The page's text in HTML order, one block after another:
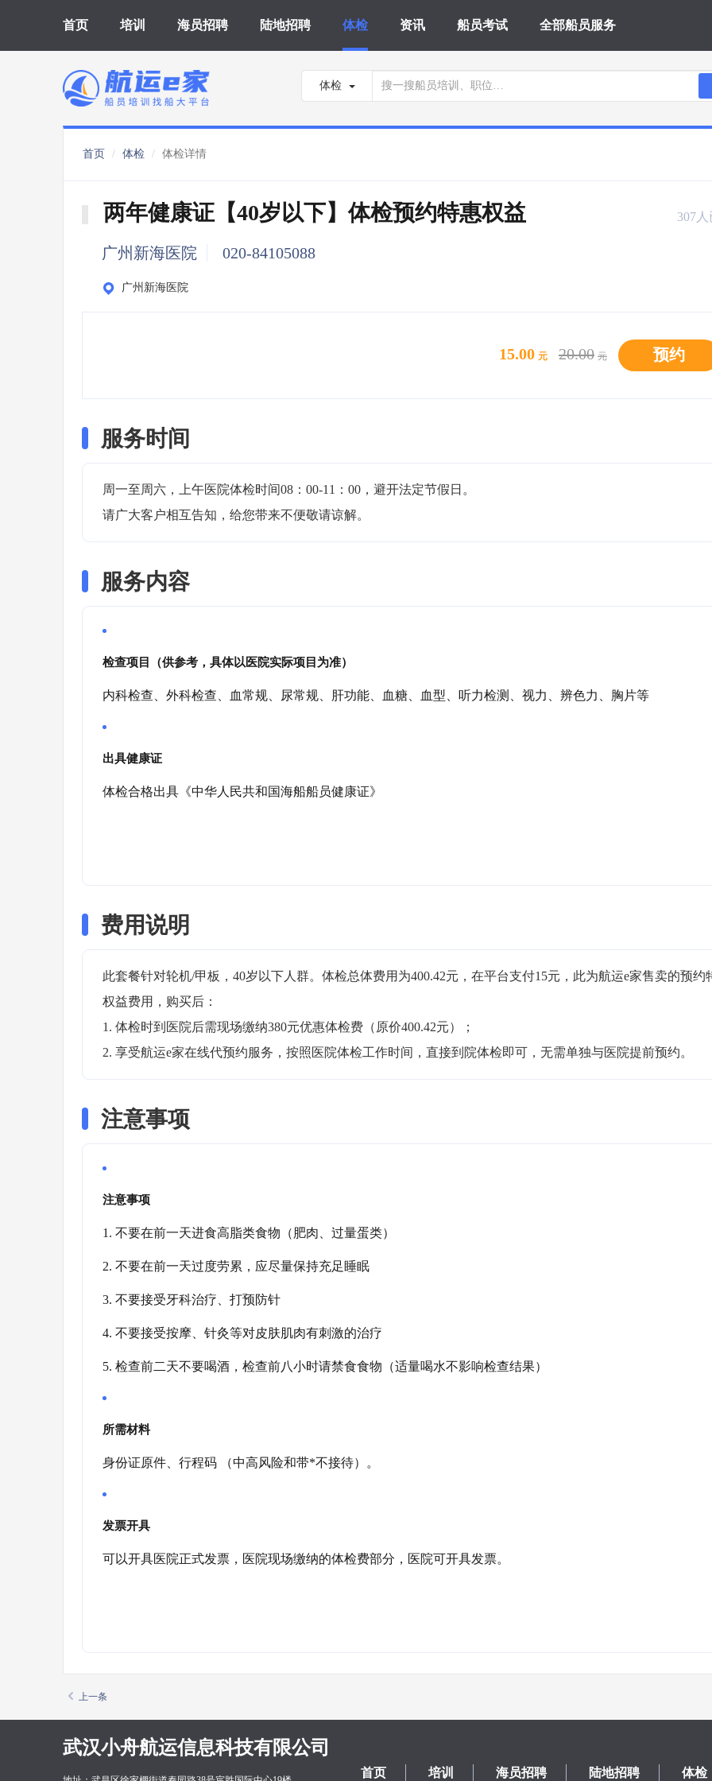
首页 培训 海员招聘 陆地招聘 体检 资讯 船员考试 全部船员服务
体检
首页 体检 体检详情
两年健康证【40岁以下】体检预约特惠权益 307
广州新海医院 020-84105088
广州新海医院
15.00 元 20.00 元 预约
服务时间
周一至周六，上午医院体检时间08：00-11：00，避开法定节假日。
请广大客户相互告知，给您带来不便敬请谅解。
服务内容
检查项目（供参考，具体以医院实际项目为准）
内科检查、外科检查、血常规、尿常规、肝功能、血糖、血型、听力检测、视力、辨色力、胸片等
出具健康证
体检合格出具《中华人民共和国海船船员健康证》
费用说明
此套餐针对轮机/甲板，40岁以下人群。体检总体费用为400.42元，在平台支付15元，此为航运e家售卖的预约
权益费用，购买后：
1. 体检时到医院后需现场缴纳380元优惠体检费（原价400.42元）；
2. 享受航运e家在线代预约服务，按照医院体检工作时间，直接到院体检即可，无需单独与医院提前预约。
注意事项
注意事项
1. 不要在前一天进食高脂类食物（肥肉、过量蛋类）
2. 不要在前一天过度劳累，应尽量保持充足睡眠
3. 不要接受牙科治疗、打预防针
4. 不要接受按摩、针灸等对皮肤肌肉有刺激的治疗
5. 检查前二天不要喝酒，检查前八小时请禁食食物（适量喝水不影响检查结果）
所需材料
身份证原件、行程码 （中高风险和带*不接待）。
发票开具
可以开具医院正式发票，医院现场缴纳的体检费部分，医院可开具发票。
上一条
武汉小舟航运信息科技有限公司
首页 培训 海员招聘 陆地招聘 体检